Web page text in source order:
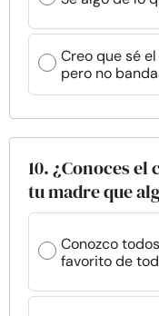
Creo que sé
pero no
10. ¿Conoces
tu madre que
Conozco
favorito de